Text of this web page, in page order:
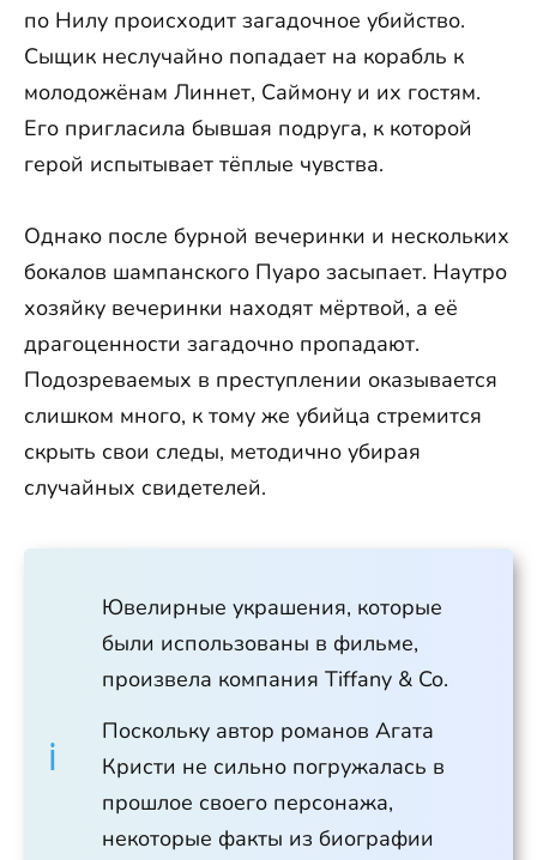
по Нилу происходит загадочное убийство.
Сыщик неслучайно попадает на корабль к
молодожёнам Линнет, Саймону и их гостям.
Его пригласила бывшая подруга, к которой
герой испытывает тёплые чувства.
Однако после бурной вечеринки и нескольких
бокалов шампанского Пуаро засыпает. Наутро
хозяйку вечеринки находят мёртвой, а её
драгоценности загадочно пропадают.
Подозреваемых в преступлении оказывается
слишком много, к тому же убийца стремится
скрыть свои следы, методично убирая
случайных свидетелей.
Ювелирные украшения, которые
были использованы в фильме,
произвела компания Tiffany & Co.
Поскольку автор романов Агата
Кристи не сильно погружалась в
прошлое своего персонажа,
некоторые факты из биографии